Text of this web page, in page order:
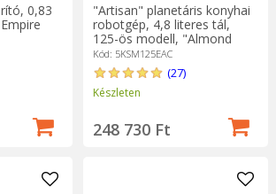
0,83
"Artisan" planetáris konyhai
robotgép, 4,8 literes tál,
125-ös modell, "Almond
Cream" - KitchenAid
Kód: 5KSM125EAC
(27)
Készleten
248 730 Ft